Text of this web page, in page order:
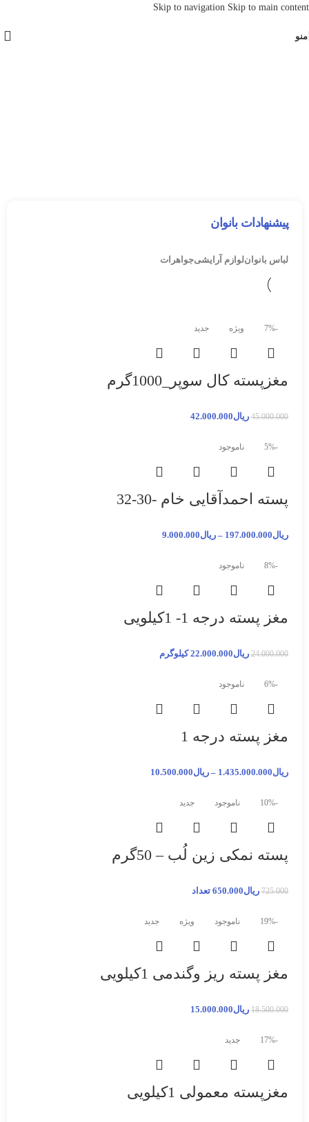
Skip to navigation Skip to main content
منو
پیشنهادات بانوان
لباس بانوانلوازم آرایشیجواهرات
-7% ویژه جدید
مغزپسته کال سوپر_1000گرم
45.000.000 ریال42.000.000
-5% ناموجود
پسته احمدآقایی خام -30-32
ریال197.000.000
– ریال9.000.000
-8% ناموجود
مغز پسته درجه 1- 1کیلویی
24.000.000 ریال22.000.000 کیلوگرم
-6% ناموجود
مغز پسته درجه 1
ریال1.435.000.000
– ریال10.500.000
-10% ناموجود جدید
پسته نمکی زین لُب – 50گرم
725.000 ریال650.000 تعداد
-19% ناموجود ویژه جدید
مغز پسته ریز وگندمی 1کیلویی
18.500.000 ریال15.000.000
-17% جدید
مغزپسته معمولی 1کیلویی